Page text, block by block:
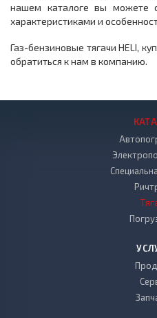
нашем каталоге вы можете
характеристиками и
Газ-бензиновые тягачи HELI,
обратиться к нам в компанию.